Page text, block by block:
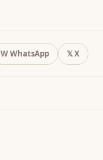
W WhatsApp 𝕏 X